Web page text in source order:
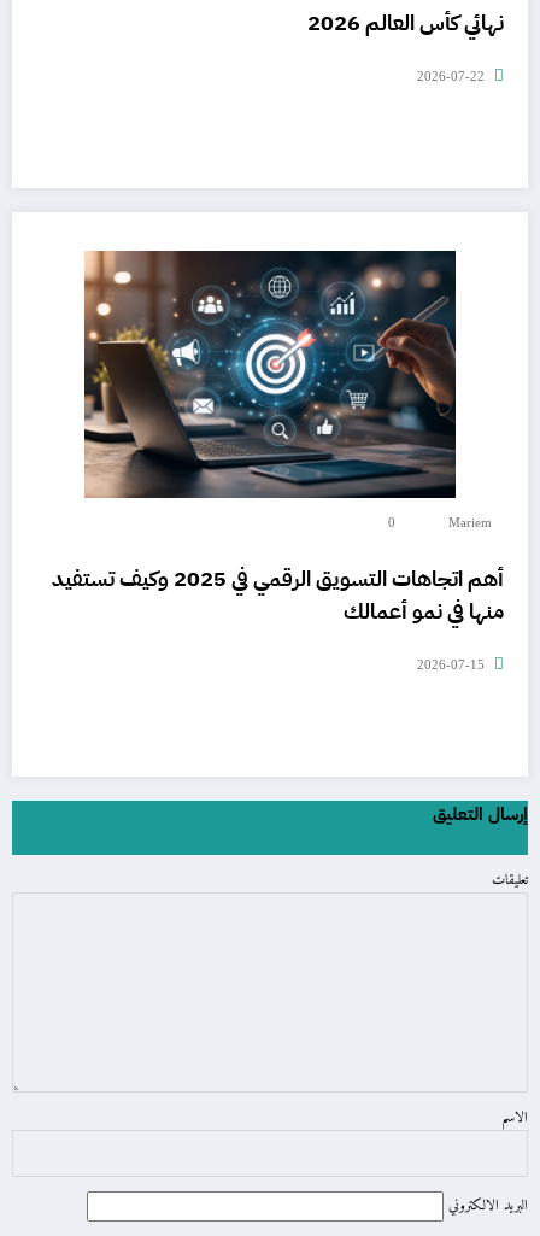
نهائي كأس العالم 2026
2026-07-22
Mariem
0
أهم اتجاهات التسويق الرقمي في 2025 وكيف تستفيد
منها في نمو أعمالك
2026-07-15
إرسال التعليق
تعليقات
الاسم
البريد الالكتروني